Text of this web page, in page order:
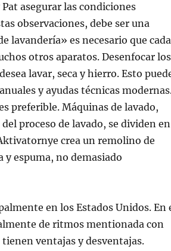
asegurar las condiciones
observaciones, debe ser una
lavandería» es necesario que cada
otros aparatos. Desenfocar los
lavar, seca y hierro. Esto
y ayudas técnicas
preferible. Máquinas de lavado,
proceso de lavado, se dividen en
crea un remolino de
y espuma, no demasiado
en los Estados Unidos. En
de ritmos mentionada con
ventajas y desventajas.